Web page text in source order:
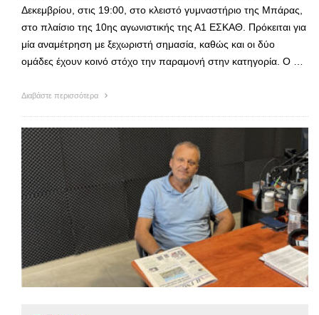
Δεκεμβρίου, στις 19:00, στο κλειστό γυμναστήριο της Μπάρας,
στο πλαίσιο της 10ης αγωνιστικής της Α1 ΕΣΚΑΘ. Πρόκειται για
μία αναμέτρηση με ξεχωριστή σημασία, καθώς και οι δύο
ομάδες έχουν κοινό στόχο την παραμονή στην κατηγορία. Ο …
Διαβάστε περισσότερα